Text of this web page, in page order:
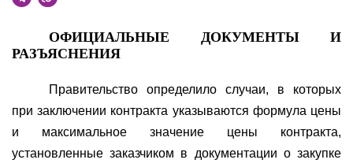
ОФИЦИАЛЬНЫЕ ДОКУМЕНТЫ И
РАЗЪЯСНЕНИЯ
Правительство определило случаи, в которых
при заключении контракта указываются формула цены
и максимальное значение цены контракта,
установленные заказчиком в документации о закупке